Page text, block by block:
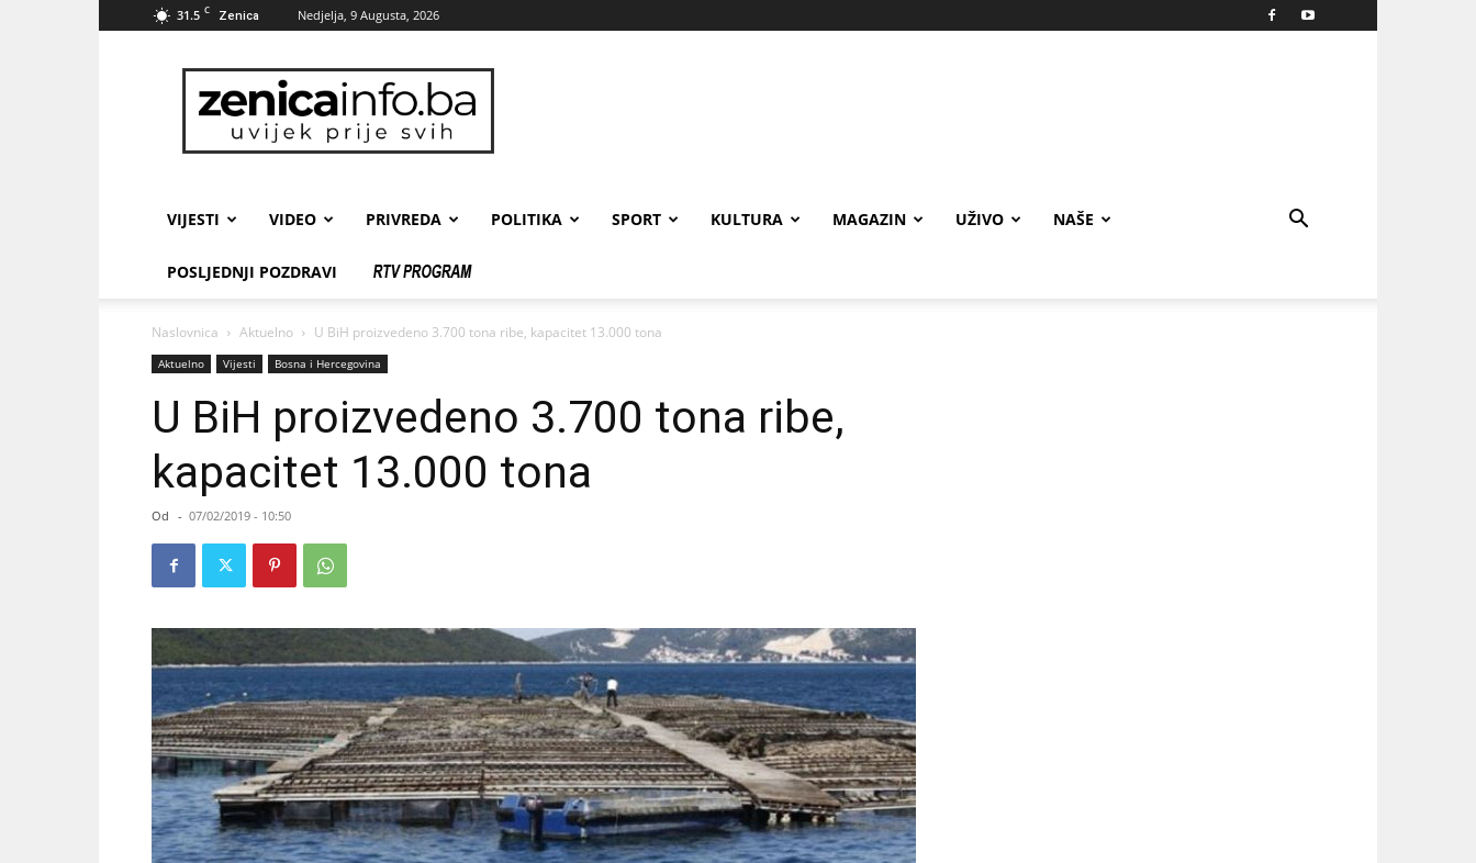
31.5 C Zenica Nedjelja, 9 Augusta, 2026
zenicainfo.ba
VIJESTI VIDEO PRIVREDA POLITIKA SPORT KULTURA MAGAZIN UŽIVO NAŠE
POSLJEDNJI POZDRAVI
Naslovnica Aktuelno U BiH proizvedeno 3.700 tona ribe, kapacitet 13.000 tona
Aktuelno Vijesti Bosna i Hercegovina
U BiH proizvedeno 3.700 tona ribe,
kapacitet 13.000 tona
Od - 07/02/2019 - 10:50